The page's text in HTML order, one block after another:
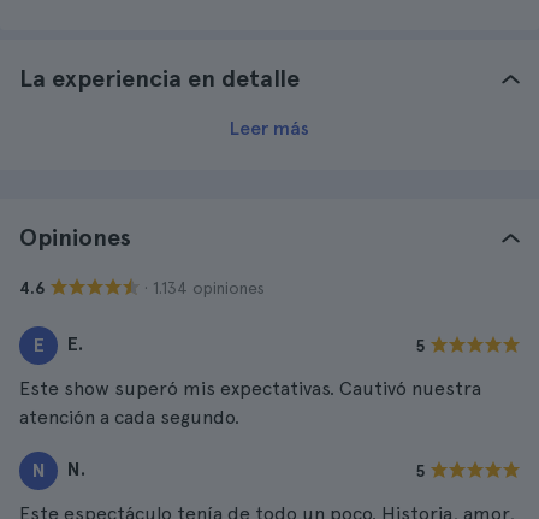
La experiencia en detalle
Leer más
Opiniones
4.6 · 1.134 opiniones
E E. 5
Este show superó mis expectativas. Cautivó nuestra
atención a cada segundo.
N N. 5
Este espectáculo tenía de todo un poco. Historia, amor,